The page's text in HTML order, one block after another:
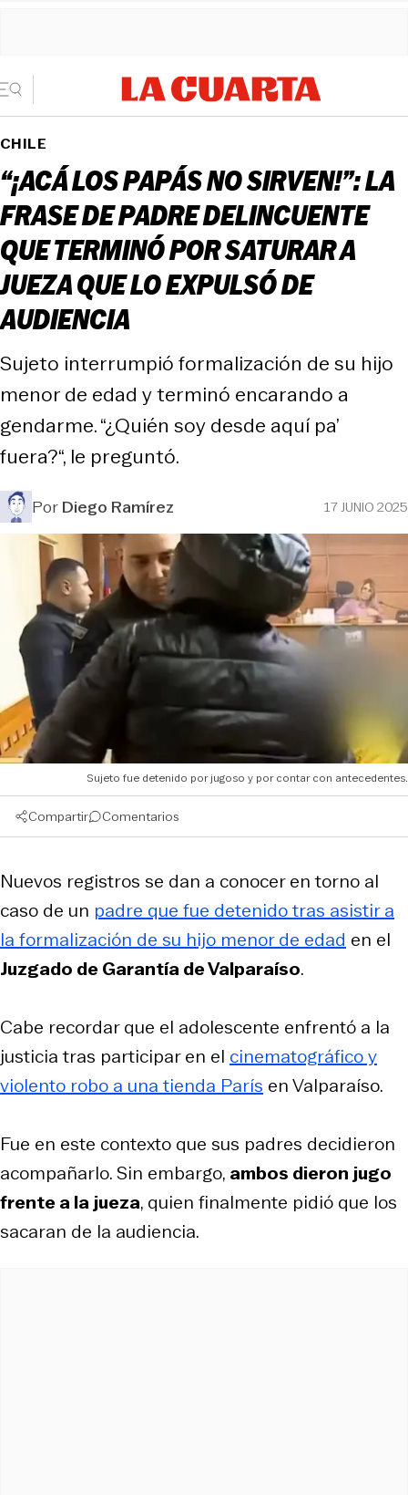
CHILE
“¡ACÁ LOS PAPÁS NO SIRVEN!”: LA
FRASE DE PADRE DELINCUENTE
QUE TERMINÓ POR SATURAR A
JUEZA QUE LO EXPULSÓ DE
AUDIENCIA
Sujeto interrumpió formalización de su hijo
menor de edad y terminó encarando a
gendarme. “¿Quién soy desde aquí pa’
fuera?“, le preguntó.
PorDiego Ramírez 17 JUNIO 2025
Sujeto fue detenido por jugoso y por contar con antecedentes.
Compartir Comentarios
Nuevos registros se dan a conocer en torno al
caso de un padre que fue detenido tras asistir a
la formalización de su hijo menor de edad en el
Juzgado de Garantía de Valparaíso.
Cabe recordar que el adolescente enfrentó a la
justicia tras participar en el cinematográfico y
violento robo a una tienda París en Valparaíso.
Fue en este contexto que sus padres decidieron
acompañarlo. Sin embargo, ambos dieron jugo
frente a la jueza, quien finalmente pidió que los
sacaran de la audiencia.